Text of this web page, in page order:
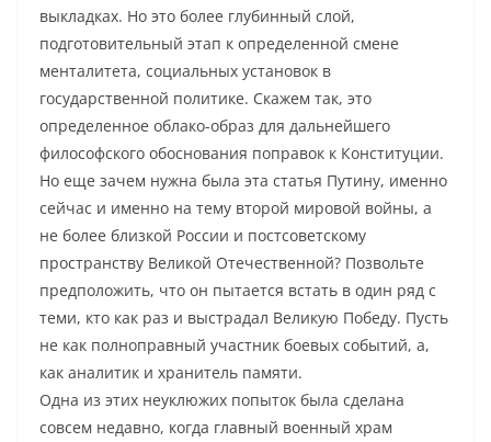
выкладках. Но это более глубинный слой,
подготовительный этап к определенной смене
менталитета, социальных установок в
государственной политике. Скажем так, это
определенное облако-образ для дальнейшего
философского обоснования поправок к Конституции.
Но еще зачем нужна была эта статья Путину, именно
сейчас и именно на тему второй мировой войны, а
не более близкой России и постсоветскому
пространству Великой Отечественной? Позвольте
предположить, что он пытается встать в один ряд с
теми, кто как раз и выстрадал Великую Победу. Пусть
не как полноправный участник боевых событий, а,
как аналитик и хранитель памяти.
Одна из этих неуклюжих попыток была сделана
совсем недавно, когда главный военный храм